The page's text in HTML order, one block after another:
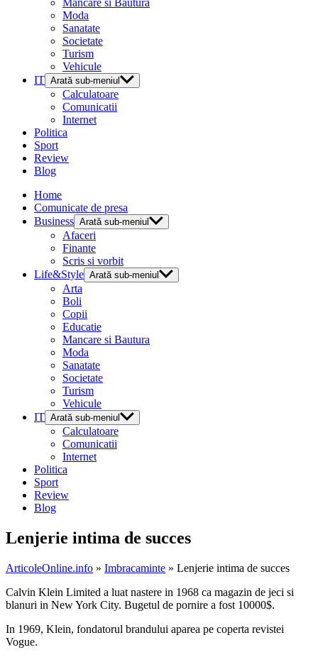
Mancare si Bautura
Moda
Sanatate
Societate
Turism
Vehicule
IT Arată sub-meniul
Calculatoare
Comunicatii
Internet
Politica
Sport
Review
Blog
Home
Comunicate de presa
Business Arată sub-meniul
Afaceri
Finante
Scris si vorbit
Life&Style Arată sub-meniul
Arta
Boli
Copii
Educatie
Mancare si Bautura
Moda
Sanatate
Societate
Turism
Vehicule
IT Arată sub-meniul
Calculatoare
Comunicatii
Internet
Politica
Sport
Review
Blog
Lenjerie intima de succes
ArticoleOnline.info » Imbracaminte » Lenjerie intima de succes
Calvin Klein Limited a luat nastere in 1968 ca magazin de jeci si
blanuri in New York City. Bugetul de pornire a fost 10000$.
In 1969, Klein, fondatorul brandului aparea pe coperta revistei
Vogue.